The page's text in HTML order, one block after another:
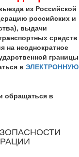
из Российской
российских и
выдачи
средств
на неоднократное
границы
в ЭЛЕКТРОННУЮ
обращаться в